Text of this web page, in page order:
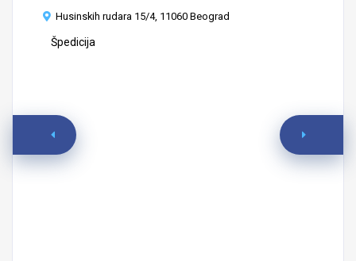
Husinskih rudara 15/4, 11060 Beograd
Špedicija